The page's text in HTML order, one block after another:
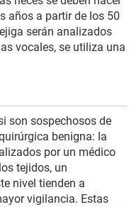
años a partir de los 50
serán analizados
vocales, se utiliza una
son sospechosos de
benigna: la
por un médico
tejidos, un
nivel tienden a
vigilancia. Estas